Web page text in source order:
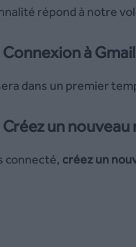
répond à notre
Connexion à Gmail
dans un premier
Créez un nouveau
connecté, créez un